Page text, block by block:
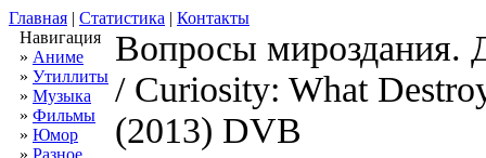
Главная | Статистика | Контакты
Навигация
» Аниме
» Утиллиты
» Музыка
» Фильмы
» Юмор
» Разное
Вопросы мироздания.
/ Curiosity: What
(2013) DVB